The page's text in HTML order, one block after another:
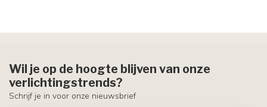
Wil je op de hoogte blijven van onze
verlichtingstrends?
Schrijf je in voor onze nieuwsbrief